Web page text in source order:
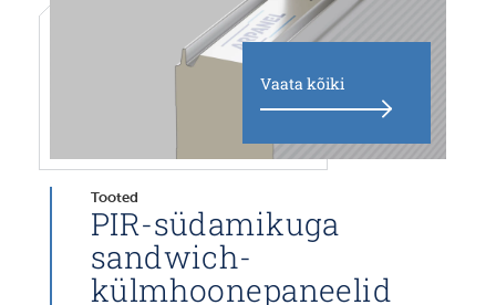
Vaata kõiki
Tooted
PIR-südamikuga
sandwich-
külmhoonepaneelid